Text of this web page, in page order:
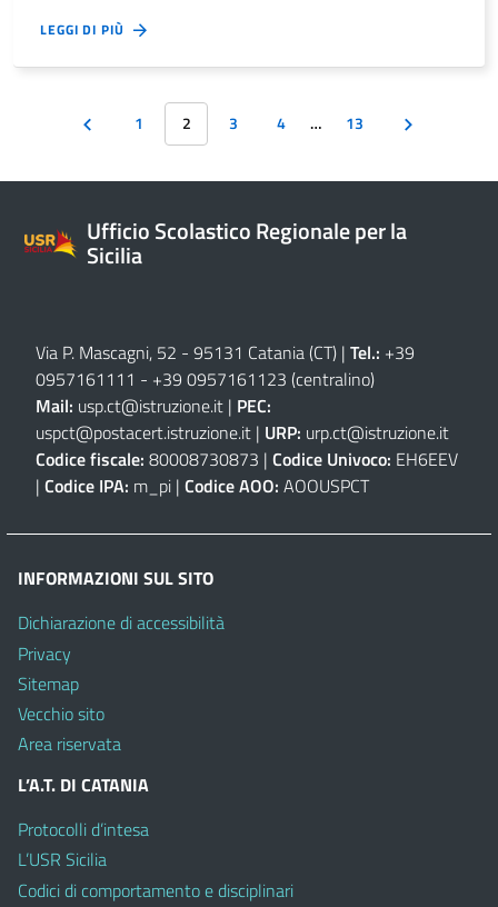
LEGGI DI PIÙ
1 2 3 4 … 13
Ufficio Scolastico Regionale per la
Sicilia
Via P. Mascagni, 52 - 95131 Catania (CT) | Tel.: +39
0957161111 - +39 0957161123 (centralino)
Mail: usp.ct@istruzione.it | PEC:
uspct@postacert.istruzione.it | URP: urp.ct@istruzione.it
Codice fiscale: 80008730873 | Codice Univoco: EH6EEV
| Codice IPA: m_pi | Codice AOO: AOOUSPCT
INFORMAZIONI SUL SITO
Dichiarazione di accessibilità
Privacy
Sitemap
Vecchio sito
Area riservata
L’A.T. DI CATANIA
Protocolli d’intesa
L’USR Sicilia
Codici di comportamento e disciplinari